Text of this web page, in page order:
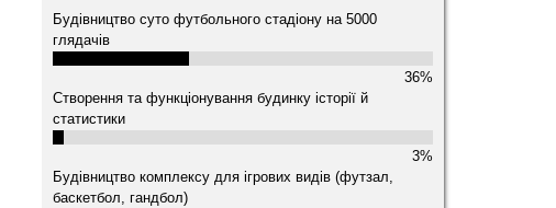
Будівництво суто футбольного стадіону на 5000
глядачів
36%
Створення та функціонування будинку історії й
статистики
3%
Будівництво комплексу для ігрових видів (футзал,
баскетбол, гандбол)